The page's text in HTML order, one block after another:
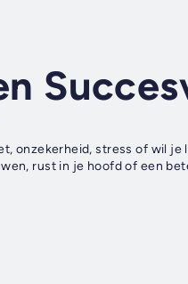
onzekerheid, stress of wil
rust in je hoofd of een